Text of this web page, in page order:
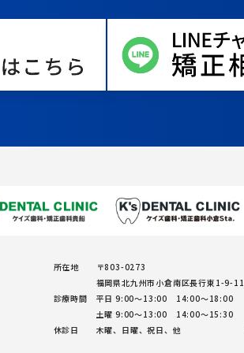
所在地
〒803-0273
福岡県北九州市小倉南区長行東1-9-11
診療時間
平日 9:00～13:00 14:00～18:00
土曜 9:00～13:00 14:00～15:30
休診日
木曜、日曜、祝日、他